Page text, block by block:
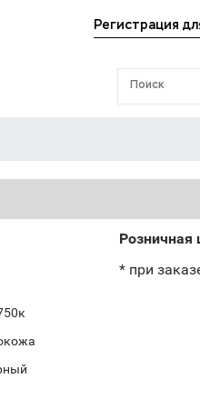
Регистрация
Розничная
* при